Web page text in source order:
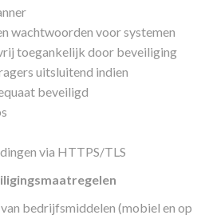
wachtwoorden voor systemen
toegankelijk door beveiliging
uitsluitend indien
beveiligd
via HTTPS/TLS
bedrijfsmiddelen (mobiel en op